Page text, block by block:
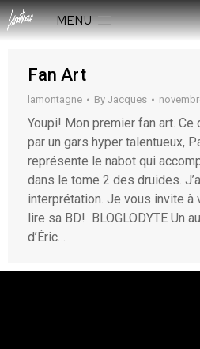
MENU
Fan Art
lamontagne By Jacques
Youpi! Mon premier fan art.
par un gars hyper talentueux,
représente le nabot qui
dans le tome 2 des druides.
interprétation. Je vous invite
lire sa BD! BLOGLODYTE Un
d’Éric…